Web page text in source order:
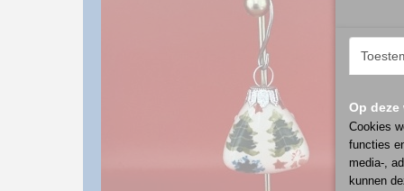
Op
Cookies
functies
media-,
kunnen